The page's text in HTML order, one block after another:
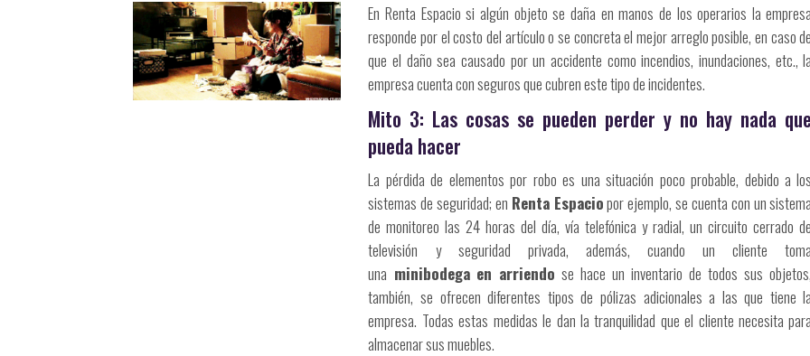
En Renta Espacio si algún objeto se daña en manos de los operarios la empresa
responde por el costo del artículo o se concreta el mejor arreglo posible, en caso de
que el daño sea causado por un accidente como incendios, inundaciones, etc., la
empresa cuenta con seguros que cubren este tipo de incidentes.
Mito 3: Las cosas se pueden perder y no hay nada que
pueda hacer
La pérdida de elementos por robo es una situación poco probable, debido a los
sistemas de seguridad; en Renta Espaciopor ejemplo, se cuenta con un sistema
de monitoreo las 24 horas del día, vía telefónica y radial, un circuito cerrado de
televisión y seguridad privada, además, cuando un cliente toma
una minibodega en arriendo se hace un inventario de todos sus objetos,
también, se ofrecen diferentes tipos de pólizas adicionales a las que tiene la
empresa. Todas estas medidas le dan la tranquilidad que el cliente necesita para
almacenar sus muebles.